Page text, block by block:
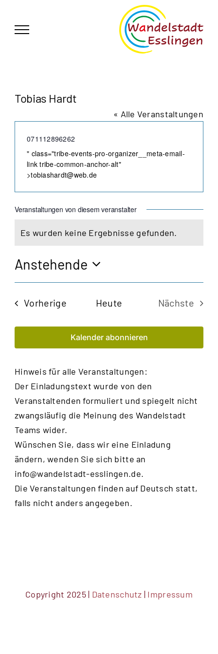
springen
Tobias Hardt
« Alle Veranstaltungen
Telefon
071112896262
Email
" class="tribe-events-pro-organizer__meta-email-
link tribe-common-anchor-alt"
>tobiashardt@web.de
Veranstaltungen von diesem veranstalter
Hinweis
Es wurden keine Ergebnisse gefunden.
Anstehende
Datum
VorherigeVeranstaltungen
Heute
Nächste
Kalender abonnieren
Hinweis für alle Veranstaltungen:
Der Einladungstext wurde von den
Veranstaltenden formuliert und spiegelt nicht
zwangsläufig die Meinung des Wandelstadt
Teams wider.
Wünschen Sie, dass wir eine Einladung
ändern, wenden Sie sich bitte an
info@wandelstadt-esslingen.de.
Die Veranstaltungen finden auf Deutsch statt,
falls nicht anders angegeben.
Copyright 2025 | Datenschutz | Impressum